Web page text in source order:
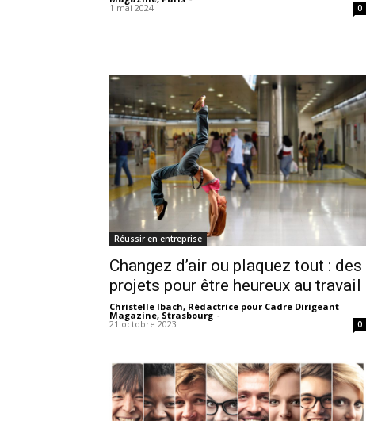
1 mai 2024 0
Réussir en entreprise
Changez d’air ou plaquez tout : des
projets pour être heureux au travail
Christelle Ibach, Rédactrice pour Cadre Dirigeant
Magazine, Strasbourg -
21 octobre 2023 0